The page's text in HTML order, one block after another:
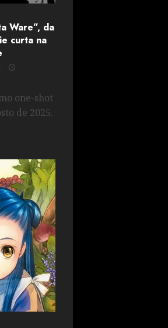
Ware”, da
curta na
one-shot
de 2025.